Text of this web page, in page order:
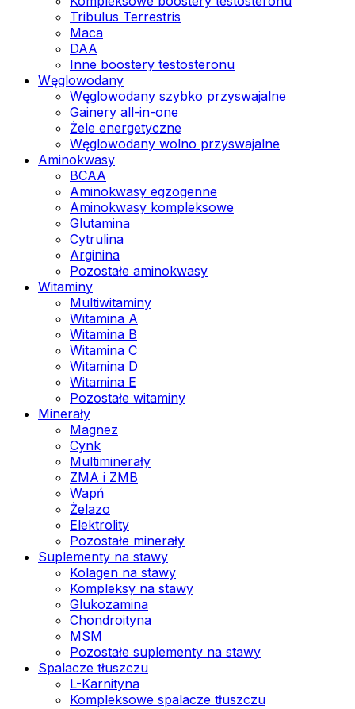
Tribulus Terrestris
Maca
DAA
Inne boostery testosteronu
Węglowodany
Węglowodany szybko przyswajalne
Gainery all-in-one
Żele energetyczne
Węglowodany wolno przyswajalne
Aminokwasy
BCAA
Aminokwasy egzogenne
Aminokwasy kompleksowe
Glutamina
Cytrulina
Arginina
Pozostałe aminokwasy
Witaminy
Multiwitaminy
Witamina A
Witamina B
Witamina C
Witamina D
Witamina E
Pozostałe witaminy
Minerały
Magnez
Cynk
Multiminerały
ZMA i ZMB
Wapń
Żelazo
Elektrolity
Pozostałe minerały
Suplementy na stawy
Kolagen na stawy
Kompleksy na stawy
Glukozamina
Chondroityna
MSM
Pozostałe suplementy na stawy
Spalacze tłuszczu
L-Karnityna
Kompleksowe spalacze tłuszczu